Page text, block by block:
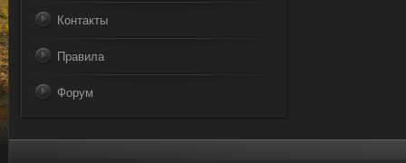
Контакты
Правила
Форум